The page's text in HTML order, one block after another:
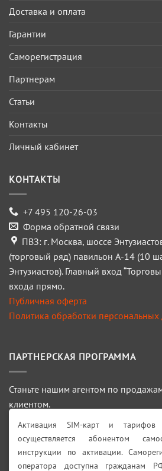
Доставка и оплата
Гарантии
Саморегистрация
Партнерам
Статьи
Контакты
Личный кабинет
КОНТАКТЫ
+7 495 120-26-03
Форма обратной связи
ПВЗ: г. Москва, шоссе
(торговый ряд) павильон А-14 (10
Энтузиастов). Главный вход
входа прямо.
Публичная оферта
Политика обработки
ПАРТНЕРСКАЯ ПРОГРАММА
Станьте нашим агентом по
клиентом.
ПОДРОБНЕЕ >>>
Искать:
Активация SIM-карт и тарифов
осуществляется абонентом
инструкции по активации.
оператора доступна